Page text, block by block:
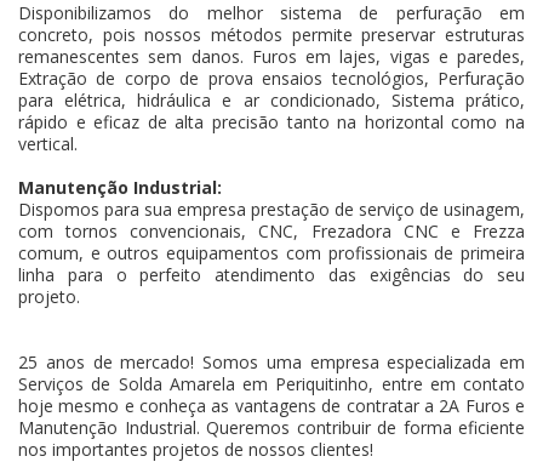
Disponibilizamos do melhor sistema de perfuração em
concreto, pois nossos métodos permite preservar estruturas
remanescentes sem danos. Furos em lajes, vigas e paredes,
Extração de corpo de prova ensaios tecnológios, Perfuração
para elétrica, hidráulica e ar condicionado, Sistema prático,
rápido e eficaz de alta precisão tanto na horizontal como na
vertical.
Manutenção Industrial:
Dispomos para sua empresa prestação de serviço de usinagem,
com tornos convencionais, CNC, Frezadora CNC e Frezza
comum, e outros equipamentos com profissionais de primeira
linha para o perfeito atendimento das exigências do seu
projeto.
25 anos de mercado! Somos uma empresa especializada em
Serviços de Solda Amarela em Periquitinho, entre em contato
hoje mesmo e conheça as vantagens de contratar a 2A Furos e
Manutenção Industrial. Queremos contribuir de forma eficiente
nos importantes projetos de nossos clientes!